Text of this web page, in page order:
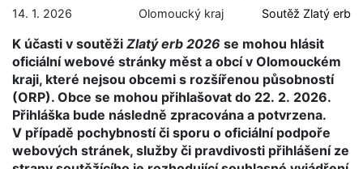
14. 1. 2026 Olomoucký kraj Soutěž Zlatý erb
K účasti v soutěži Zlatý erb 2026 se mohou hlásit
oficiální webové stránky měst a obcí v Olomouckém
kraji, které nejsou obcemi s rozšířenou působností
(ORP). Obce se mohou přihlašovat do 22. 2. 2026.
Přihláška bude následně zpracována a potvrzena.
V případě pochybností či sporu o oficiální podpoře
webových stránek, služby či pravdivosti přihlášení ze